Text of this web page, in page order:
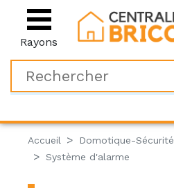
Rayons
Accueil Domotique-Sécurité
Système d'alarme